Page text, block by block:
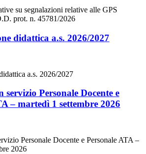
su segnalazioni relative alle GPS
prot. n. 45781/2026
didattica a.s. 2026/2027
a.s. 2026/2027
servizio Personale Docente e
– martedì 1 settembre 2026
Personale Docente e Personale ATA –
2026